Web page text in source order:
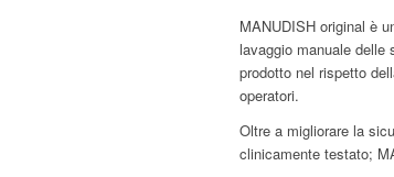
MANUDISH original è
lavaggio manuale
prodotto nel rispetto
operatori.
Oltre a migliorare la
clinicamente testato;